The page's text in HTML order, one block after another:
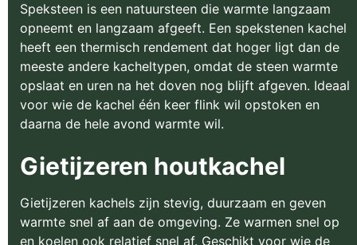
Speksteen is een natuursteen die warmte langzaam
opneemt en langzaam afgeeft. Een spekstenen kachel
heeft een thermisch rendement dat hoger ligt dan de
meeste andere kacheltypen, omdat de steen warmte
opslaat en uren na het doven nog blijft afgeven. Ideaal
voor wie de kachel één keer flink wil opstoken en
daarna de hele avond warmte wil.
Gietijzeren houtkachel
Gietijzeren kachels zijn stevig, duurzaam en geven
warmte snel af aan de omgeving. Ze warmen snel op
en koelen ook relatief snel af. Geschikt voor wie de